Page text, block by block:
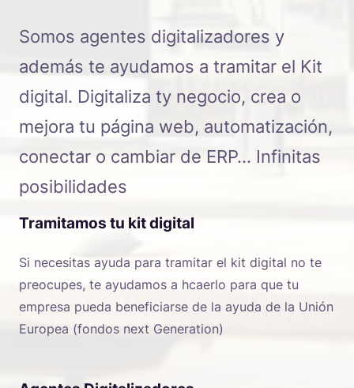
Somos agentes digitalizadores y
además te ayudamos a tramitar el Kit
digital. Digitaliza ty negocio, crea o
mejora tu página web, automatización,
conectar o cambiar de ERP… Infinitas
posibilidades
Tramitamos tu kit digital
Si necesitas ayuda para tramitar el kit digital no te
preocupes, te ayudamos a hcaerlo para que tu
empresa pueda beneficiarse de la ayuda de la Unión
Europea (fondos next Generation)